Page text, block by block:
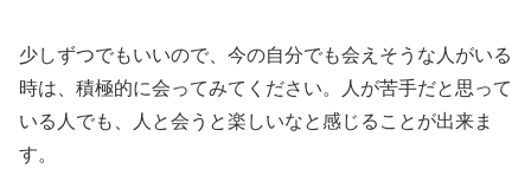
少しずつでもいいので、今の自分でも会えそうな人がいる
時は、積極的に会ってみてください。人が苦手だと思って
いる人でも、人と会うと楽しいなと感じることが出来ま
す。